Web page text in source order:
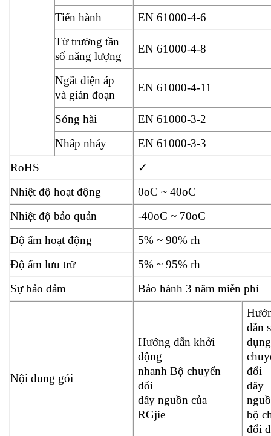
Tiến hành
EN 61000-4-6
Từ trường tần
số năng lượng
EN 61000-4-8
Ngắt điện áp
và gián đoạn
EN 61000-4-11
Sóng hài
EN 61000-3-2
Nhấp nháy
EN 61000-3-3
RoHS
✓
Nhiệt độ hoạt động
0oC ~ 40oC
Nhiệt độ bảo quản
-40oC ~ 70oC
Độ ẩm hoạt động
5% ~ 90% rh
Độ ẩm lưu trữ
5% ~ 95% rh
Sự bảo đảm
Bảo hành 3 năm miễn phí
Nội dung gói
Hướng dẫn khởi
động
nhanh Bộ chuyển
đổi
dây nguồn của
RGjie
dẫn
đổi
dây
bộ
đổi